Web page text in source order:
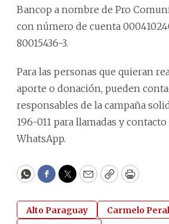
Bancop a nombre de Pro
con número de cuenta
80015436-3.
Para las personas que quieran
aporte o donación, pueden
responsables de la campaña
196-011 para llamadas y contacto
WhatsApp.
WhatsApp
Facebook
Twitter
EmailCopyPrint
Alto Paraguay
Carmelo